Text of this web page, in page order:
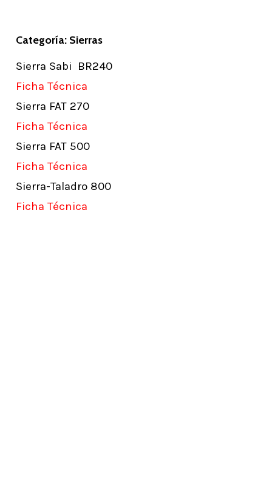
Categoría: Sierras
Sierra Sabi BR240
Ficha Técnica
Sierra FAT 270
Ficha Técnica
Sierra FAT 500
Ficha Técnica
Sierra-Taladro 800
Ficha Técnica